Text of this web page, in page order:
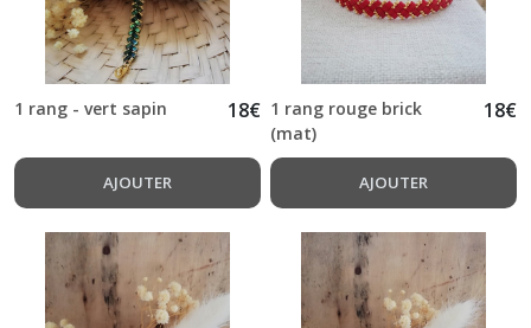
1 rang - vert sapin 18€
AJOUTER
1 rang rouge brick
(mat)
18€
AJOUTER